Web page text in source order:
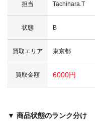
担当 Tachihara.T
状態 B
買取エリア 東京都
買取金額 6000円
▼ 商品状態のランク分け